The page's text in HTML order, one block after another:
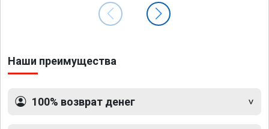
Наши преимущества
100% возврат денег